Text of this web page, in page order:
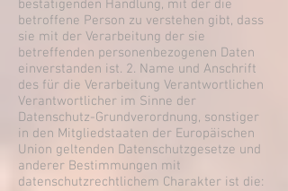
bestätigenden Handlung, mit der die
betroffene Person zu verstehen gibt, dass
sie mit der Verarbeitung der sie
betreffenden personenbezogenen Daten
einverstanden ist. 2. Name und Anschrift
des für die Verarbeitung Verantwortlichen
Verantwortlicher im Sinne der
Datenschutz-Grundverordnung, sonstiger
in den Mitgliedstaaten der Europäischen
Union geltenden Datenschutzgesetze und
anderer Bestimmungen mit
datenschutzrechtlichem Charakter ist die: